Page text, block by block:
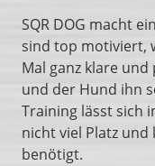
SQR DOG macht
sind top motiviert,
Mal ganz klare
und der Hund ihn
Training lässt sich
nicht viel Platz
benötigt.